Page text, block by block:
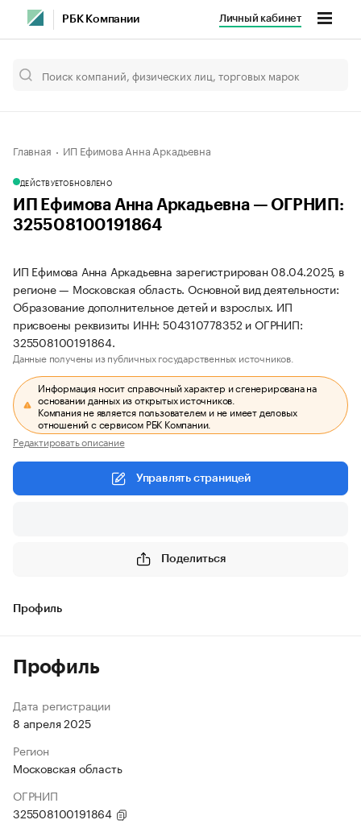
РБК Компании Личный кабинет
Главная ИП Ефимова Анна Аркадьевна
ДЕЙСТВУЕТОБНОВЛЕНО
ИП Ефимова Анна Аркадьевна — ОГРНИП:
325508100191864
ИП Ефимова Анна Аркадьевна зарегистрирован 08.04.2025, в
регионе — Московская область. Основной вид деятельности:
Образование дополнительное детей и взрослых. ИП
присвоены реквизиты ИНН: 504310778352 и ОГРНИП:
325508100191864.
Данные получены из публичных государственных источников.
Информация носит справочный характер и сгенерирована на
основании данных из открытых источников.
Компания не является пользователем и не имеет деловых
отношений с сервисом РБК Компании.
Редактировать описание
Управлять страницей
Поделиться
Профиль
Профиль
Дата регистрации
8 апреля 2025
Регион
Московская область
ОГРНИП
325508100191864